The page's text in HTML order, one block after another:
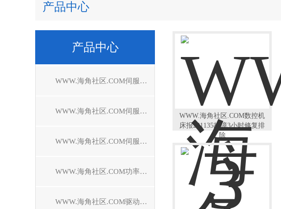
产品中心
产品中心
WWW.海角社区.COM伺服驱动器维修
WWW.海角社区.COM伺服控制器维修
WWW.海角社区.COM伺服电机维修
WWW.海角社区.COM功率模块维修
WWW.海角社区.COM驱动模块维修
WWW.海角社区.COM数控机
床报231135故障3小时修复排
除